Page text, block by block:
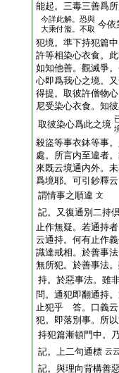
能起。三毒三善爲
今詳此解。恐與
大乘付濫。不取 今依
犯境。準下持犯篇
許等相染心衣食。
如知他善。觀滅爭
心即爲我心之境。
得提。取彼許僧物
尼受染心衣食。知
取彼染心爲此之境
殺盜等事衣鉢等事
處。所言内至違者
來既云境通内外。
爲境耶。可引鈔釋
謂情事之順違 文
記。又復通別二持
止作無疑。若通持
云通持。何有止作
識達戒相。於善事
無所犯。於善事法
持。於惡事法。雖
問。通犯即翻通持
止犯乎 答。口義云
犯。即落別事。所
持犯篇漸頓門中。
記。上二句通標 云
記。與理向背構善